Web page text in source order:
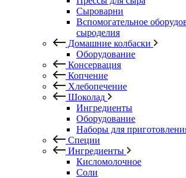
Сыроварни
Вспомогательное
сыроделия
Домашние колбаски
Оборудование
Консервация
Копчение
Хлебопечение
Шоколад
Ингредиенты
Оборудование
Наборы для
Специи
Ингредиенты
Кисломолочное
Соли